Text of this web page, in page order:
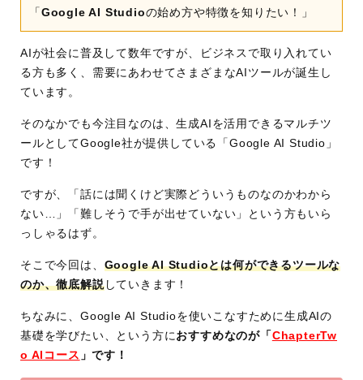
「 Google AI Studioの始め方や特徴を知りたい！」
AIが社会に普及して数年ですが、ビジネスで取り入れてい
る方も多く、需要にあわせてさまざまなAIツールが誕生し
ています。
そのなかでも今注目なのは、生成AIを活用できるマルチツ
ールとしてGoogle社が提供している「Google AI Studio」
です！
ですが、「話には聞くけど実際どういうものなのかわから
ない…」「難しそうで手が出せていない」という方もいら
っしゃるはず。
そこで今回は、 Google AI Studioとは何ができるツールな
のか、徹底解説していきます！
ちなみに、Google AI Studioを使いこなすために生成AIの
基礎を学びたい、という方に おすすめなのが「 ChapterTw
o AIコース 」です！